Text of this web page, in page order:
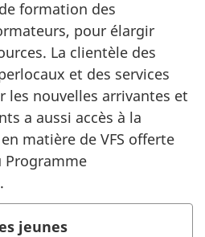
formation des
pour élargir
La clientèle des
et des services
les nouvelles arrivantes et
a aussi accès à la
matière de VFS offerte
Programme
jeunes